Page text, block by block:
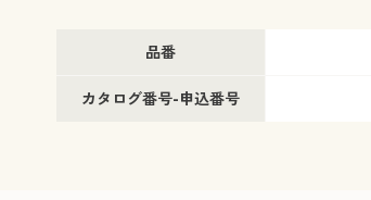
品番
カタログ番号-申込番号